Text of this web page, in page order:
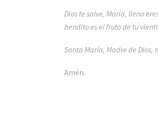
Dios te salve, María, llena
bendito es el fruto de tu
Santa María, Madre de Dios,
Amén.